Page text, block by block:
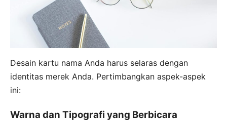
Desain kartu nama Anda harus selaras dengan
identitas merek Anda. Pertimbangkan aspek-aspek
ini:
Warna dan Tipografi yang Berbicara